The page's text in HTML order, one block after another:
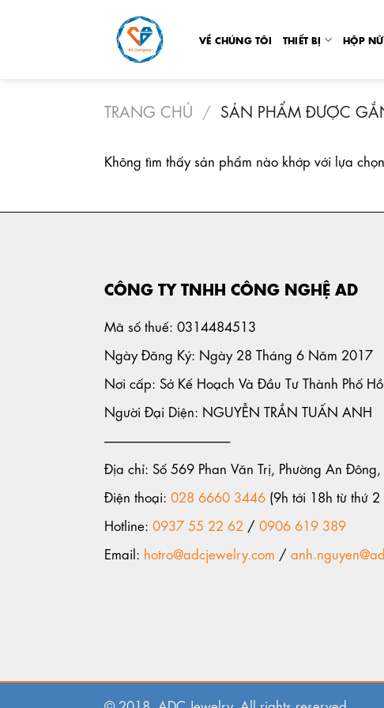
VỀ CHÚNG TÔI THIẾT BỊ HỘP
TRANG CHỦ / SẢN PHẨM ĐƯỢC
Không tìm thấy sản phẩm nào khớp với lựa
CÔNG TY TNHH CÔNG NGHỆ AD
Mã số thuế: 0314484513
Ngày Đăng Ký: Ngày 28 Tháng 6 Năm 2017
Nơi cấp: Sở Kế Hoạch Và Đầu Tư Thành Phố
Người Đại Diện: NGUYỄN TRẦN TUẤN ANH
-----------------------------------------------------
Địa chỉ: Số 569 Phan Văn Trị, Phường An Đông,
Điện thoại: 028 6660 3446 (9h tới 18h từ thứ 2
Hotline: 0937 55 22 62 / 0906 619 389
Email: hotro@adcjewelry.com /